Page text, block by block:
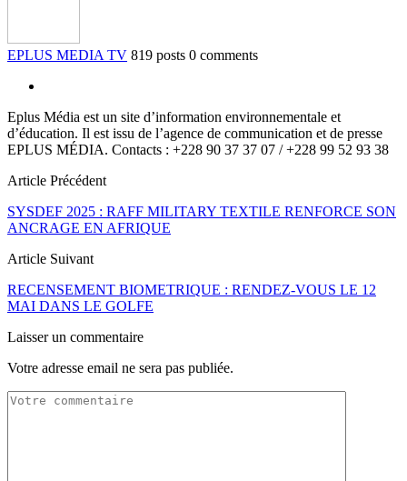
EPLUS MEDIA TV 819 posts 0 comments
Eplus Média est un site d’information environnementale et
d’éducation. Il est issu de l’agence de communication et de presse
EPLUS MÉDIA. Contacts : +228 90 37 37 07 / +228 99 52 93 38
Article Précédent
SYSDEF 2025 : RAFF MILITARY TEXTILE RENFORCE SON
ANCRAGE EN AFRIQUE
Article Suivant
RECENSEMENT BIOMETRIQUE : RENDEZ-VOUS LE 12
MAI DANS LE GOLFE
Laisser un commentaire
Votre adresse email ne sera pas publiée.